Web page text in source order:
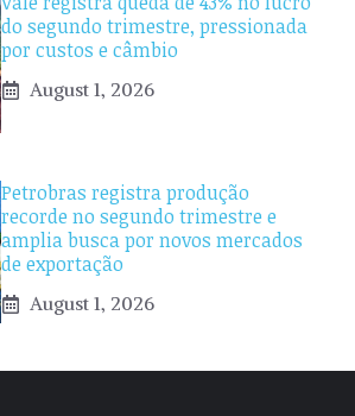
do segundo trimestre, pressionada
por custos e câmbio
August 1, 2026
Petrobras registra produção
recorde no segundo trimestre e
amplia busca por novos mercados
de exportação
August 1, 2026